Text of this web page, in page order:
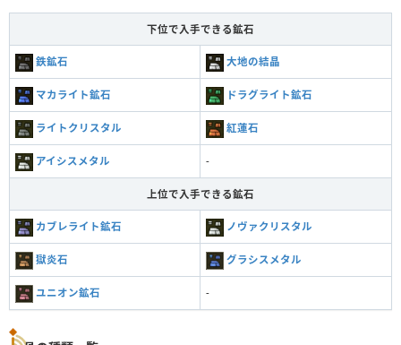
下位で入手できる鉱石
鉄鉱石 大地の結晶
マカライト鉱石 ドラグライト鉱石
ライトクリスタル 紅蓮石
アイシスメタル -
上位で入手できる鉱石
カブレライト鉱石 ノヴァクリスタル
獄炎石 グラシスメタル
ユニオン鉱石 -